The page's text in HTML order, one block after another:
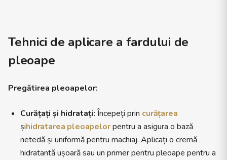
Tehnici de aplicare a fardului de
pleoape
Pregătirea pleoapelor:
Curățați și hidratați: Începeți prin curățarea
șihidratarea pleoapelorpentru a asigura o bază
netedă și uniformă pentru machiaj. Aplicați o cremă
hidratantă ușoară sau un primer pentru pleoape pentru a